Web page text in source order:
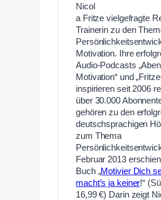
Nicol
a Fritze vielgefragte
Trainerin zu den
Motivation. Ihre
Audio-Podcasts
Motivation“ und
inspirieren seit 2006
über 30.000
gehören zu den
deutschsprachigen
zum Thema
Februar 2013
Buch „Motivier Dich
macht’s ja keiner!“
16,99 €) Darin zeigt